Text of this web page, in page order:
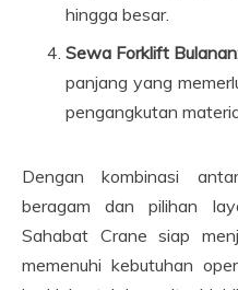
hingga besar.
Sewa Forklift
panjang yang
pengangkutan
Dengan kombinasi
beragam dan pilihan
Sahabat Crane siap
memenuhi kebutuhan